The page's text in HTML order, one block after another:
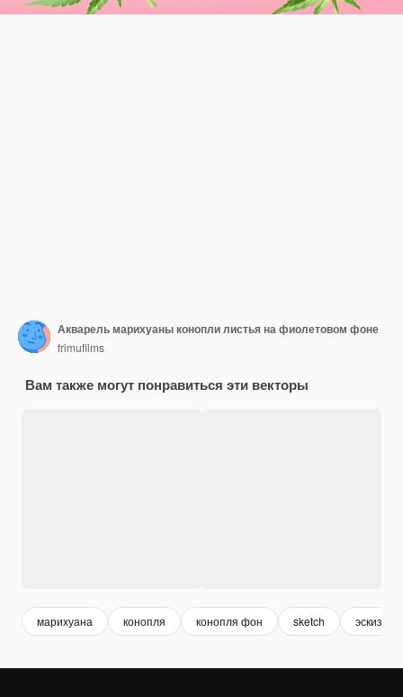
Акварель марихуаны конопли листья на фиолетовом фоне
frimufilms
Вам также могут понравиться эти векторы
марихуана конопля конопля фон sketch эскиз